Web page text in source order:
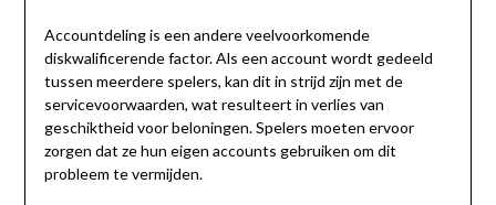
Accountdeling is een andere veelvoorkomende
diskwalificerende factor. Als een account wordt gedeeld
tussen meerdere spelers, kan dit in strijd zijn met de
servicevoorwaarden, wat resulteert in verlies van
geschiktheid voor beloningen. Spelers moeten ervoor
zorgen dat ze hun eigen accounts gebruiken om dit
probleem te vermijden.